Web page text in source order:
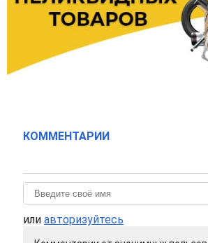
КОММЕНТАРИИ
или авторизуйтесь